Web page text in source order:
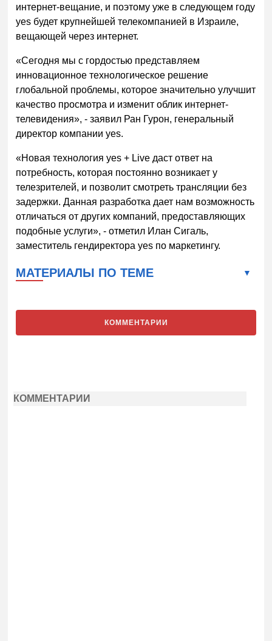
интернет-вещание, и поэтому уже в следующем году
yes будет крупнейшей телекомпанией в Израиле,
вещающей через интернет.
«Сегодня мы с гордостью представляем
инновационное технологическое решение
глобальной проблемы, которое значительно улучшит
качество просмотра и изменит облик интернет-
телевидения», - заявил Ран Гурон, генеральный
директор компании yes.
«Новая технология yes + Live даст ответ на
потребность, которая постоянно возникает у
телезрителей, и позволит смотреть трансляции без
задержки. Данная разработка дает нам возможность
отличаться от других компаний, предоставляющих
подобные услуги», - отметил Илан Сигаль,
заместитель гендиректора yes по маркетингу.
МАТЕРИАЛЫ ПО ТЕМЕ
КОММЕНТАРИИ
КОММЕНТАРИИ